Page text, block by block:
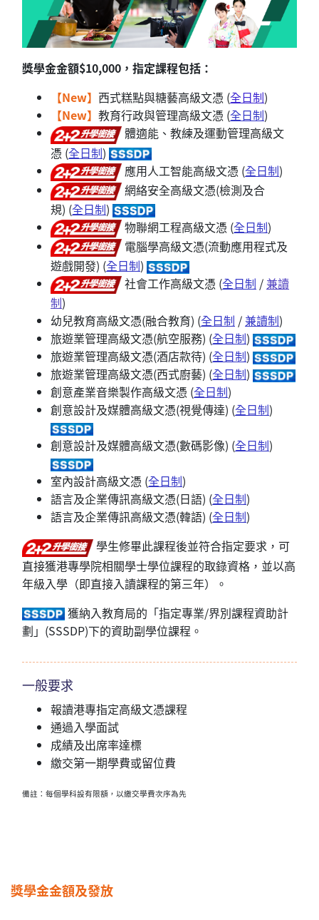
獎學金金額$10,000，指定課程包括：
【New】 西式糕點與糖藝高級文憑 (全日制)
【New】 教育行政與管理高級文憑 (全日制)
體適能、教練及運動管理高級文
憑 (全日制)
應用人工智能高級文憑 (全日制)
網絡安全高級文憑(檢測及合
規) (全日制)
物聯網工程高級文憑 (全日制)
電腦學高級文憑(流動應用程式及
遊戲開發) (全日制)
社會工作高級文憑 (全日制 / 兼讀
制)
幼兒教育高級文憑(融合教育) (全日制 / 兼讀制)
旅遊業管理高級文憑(航空服務) (全日制)
旅遊業管理高級文憑(酒店款待) (全日制)
旅遊業管理高級文憑(西式廚藝) (全日制)
創意產業音樂製作高級文憑 (全日制)
創意設計及媒體高級文憑(視覺傳達) (全日制)
創意設計及媒體高級文憑(數碼影像) (全日制)
室內設計高級文憑 (全日制)
語言及企業傳訊高級文憑(日語) (全日制)
語言及企業傳訊高級文憑(韓語) (全日制)
學生修畢此課程後並符合指定要求，可
直接獲港專學院相關學士學位課程的取錄資格，並以高
年級入學（即直接入讀課程的第三年）。
獲納入教育局的「指定專業/界別課程資助計
劃」(SSSDP)下的資助副學位課程。
一般要求
報讀港專指定高級文憑課程
通過入學面試
成績及出席率達標
繳交第一期學費或留位費
備註：每個學科設有限額，以繳交學費次序為先
獎學金金額及發放